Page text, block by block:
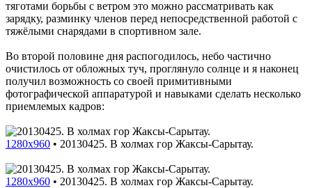
тяготами борьбы с ветром это можно рассматривать как
зарядку, разминку членов перед непосредственной работой с
тяжёлыми снарядами в спортивном зале.
Во второй половине дня распогодилось, небо частично
очистилось от обложных туч, проглянуло солнце и я наконец
получил возможность со своей примитивными
фотографической аппаратурой и навыками сделать несколько
приемлемых кадров:
1280x960 • 20130425. В холмах гор Жаксы-Сарытау.
1280x960 • 20130425. В холмах гор Жаксы-Сарытау.